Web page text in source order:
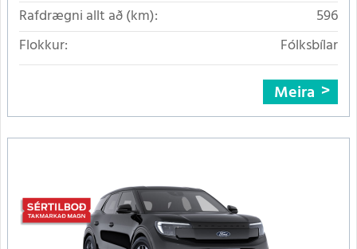
Rafdrægni allt að (km):
596
Flokkur:
Fólksbílar
Meira